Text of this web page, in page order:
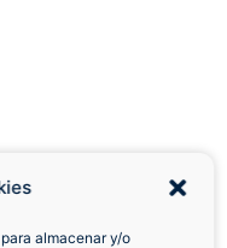
almacenar y/o